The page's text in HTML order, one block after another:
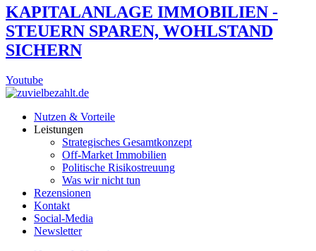
KAPITALANLAGE IMMOBILIEN -
STEUERN SPAREN, WOHLSTAND
SICHERN
Youtube
Nutzen & Vorteile
Leistungen
Strategisches Gesamtkonzept
Off-Market Immobilien
Politische Risikostreuung
Was wir nicht tun
Rezensionen
Kontakt
Social-Media
Newsletter